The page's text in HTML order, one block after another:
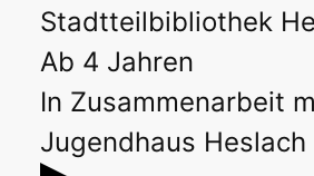
Stadtteilbibliothek
Ab 4 Jahren
In Zusammenarbeit
Jugendhaus Heslach